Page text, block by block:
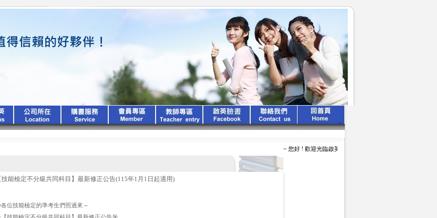
~ 您好 ! 歡迎光臨啟英文化公司 ~ ~ ~ 啟英出版 、 專
技能檢定不分級共同科目】最新修正公告(115年1月1日起適用)
各位技能檢定的準考生們照過來～